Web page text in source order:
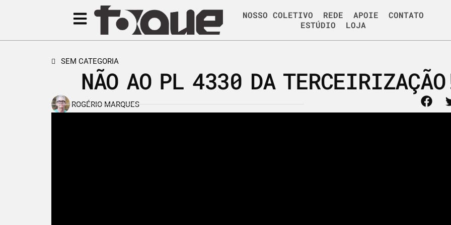
NOSSO COLETIVO REDE APOIE
CONTATO
ESTÚDIO
LOJA
SEM CATEGORIA
NÃO AO PL 4330 DA
ROGÉRIO MARQUES